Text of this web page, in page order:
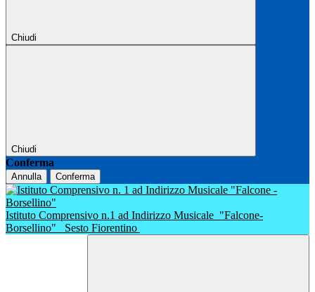
Chiudi
Chiudi
Conferma
Annulla Conferma
Istituto Comprensivo n.1 ad Indirizzo Musicale "Falcone-
Borsellino"
Sesto Fiorentino